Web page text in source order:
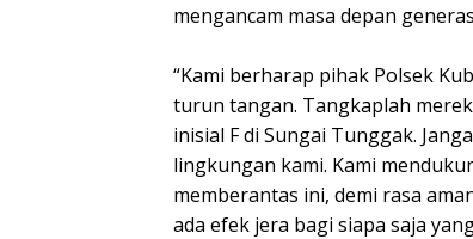
mengancam masa depan
“Kami berharap pihak Polsek
turun tangan. Tangkaplah
inisial F di Sungai Tunggak.
lingkungan kami. Kami
memberantas ini, demi rasa
ada efek jera bagi siapa saja